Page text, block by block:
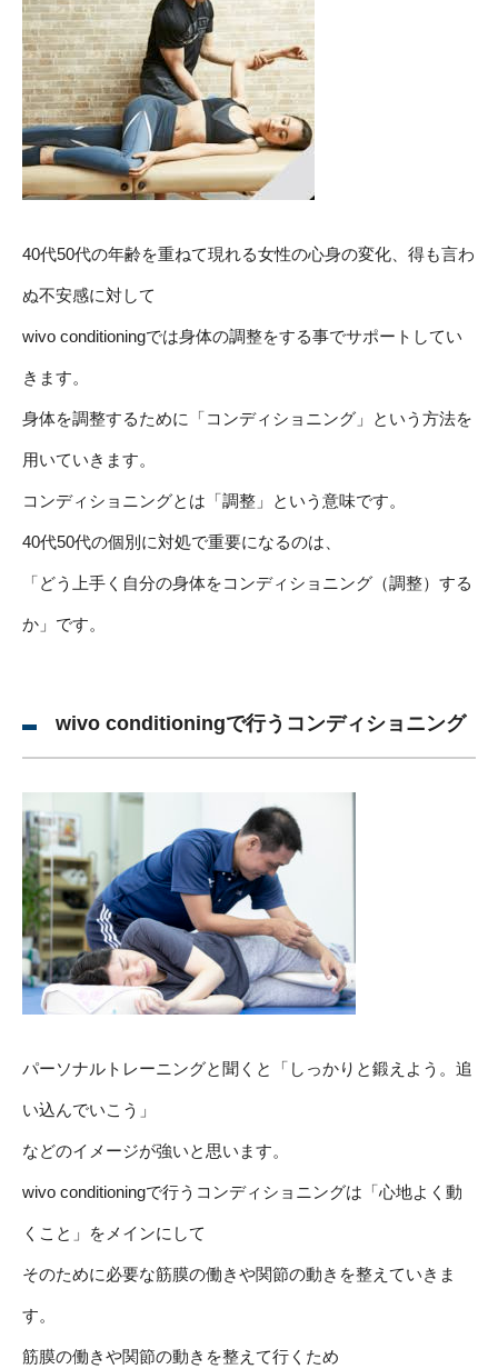
40代50代の年齢を重ねて現れる女性の心身の変化、得も言わ
ぬ不安感に対して
wivo conditioningでは身体の調整をする事でサポートしてい
きます。
身体を調整するために「コンディショニング」という方法を
用いていきます。
コンディショニングとは「調整」という意味です。
40代50代の個別に対処で重要になるのは、
「どう上手く自分の身体をコンディショニング（調整）する
か」です。
wivo conditioningで行うコンディショニング
パーソナルトレーニングと聞くと「しっかりと鍛えよう。追
い込んでいこう」
などのイメージが強いと思います。
wivo conditioningで行うコンディショニングは「心地よく動
くこと」をメインにして
そのために必要な筋膜の働きや関節の動きを整えていきま
す。
筋膜の働きや関節の動きを整えて行くため